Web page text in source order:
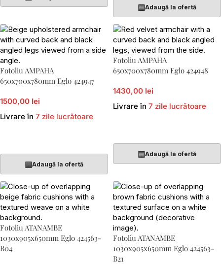
▤Adaugă la ofertă
Fotoliu AMPAHA
650x700x780mm Eglo 424947
1500,00 lei
Livrare în 7 zile lucrătoare
▤Adaugă la ofertă
Fotoliu AMPAHA
650x700x780mm Eglo 424948
1430,00 lei
Livrare în 7 zile lucrătoare
▤Adaugă la ofertă
Fotoliu ATANAMBE
1030x905x650mm Eglo 424563-
B04
Fotoliu ATANAMBE
1030x905x650mm Eglo 424563-
B21